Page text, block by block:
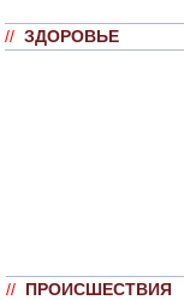
// ЗДОРОВЬЕ
// ПРОИСШЕСТВИЯ